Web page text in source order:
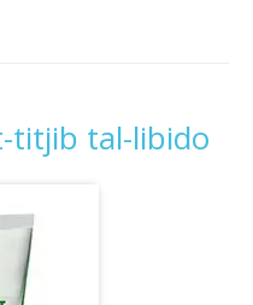
titjib tal-libido